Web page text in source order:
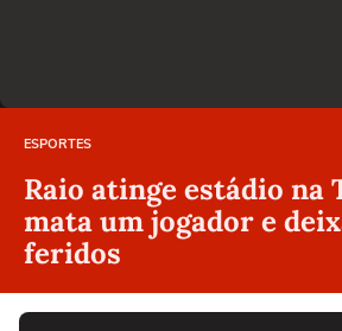
ESPORTES
Raio atinge estádio na
mata um jogador e
feridos